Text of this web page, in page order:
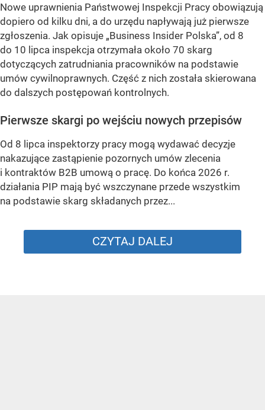
Nowe uprawnienia Państwowej Inspekcji Pracy obowiązują
dopiero od kilku dni, a do urzędu napływają już pierwsze
zgłoszenia. Jak opisuje „Business Insider Polska”, od 8
do 10 lipca inspekcja otrzymała około 70 skarg
dotyczących zatrudniania pracowników na podstawie
umów cywilnoprawnych. Część z nich została skierowana
do dalszych postępowań kontrolnych.
Pierwsze skargi po wejściu nowych przepisów
Od 8 lipca inspektorzy pracy mogą wydawać decyzje
nakazujące zastąpienie pozornych umów zlecenia
i kontraktów B2B umową o pracę. Do końca 2026 r.
działania PIP mają być wszczynane przede wszystkim
na podstawie skarg składanych przez...
CZYTAJ DALEJ